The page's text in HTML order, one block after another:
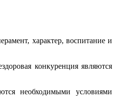
характер, воспитание и
конкуренция являются
необходимыми условиями